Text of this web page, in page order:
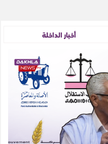
أخبار الداخلة